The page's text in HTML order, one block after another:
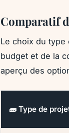
Comparatif
Le choix du type
budget et de la
aperçu des
🧱 Type de